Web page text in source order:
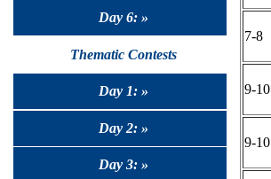
Day 6: »
Thematic Contests
Day 1: »
Day 2: »
Day 3: »
7-8
9-10
9-10